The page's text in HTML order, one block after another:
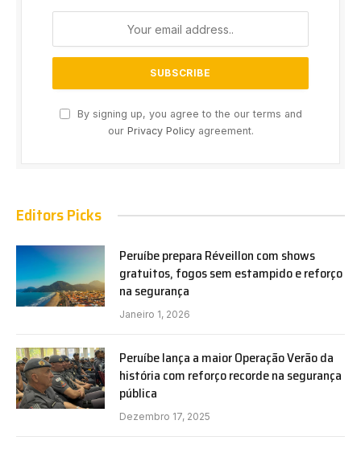
By signing up, you agree to the our terms and
our Privacy Policyagreement.
Editors Picks
Peruíbe prepara Réveillon com shows
gratuitos, fogos sem estampido e reforço
na segurança
Janeiro 1, 2026
Peruíbe lança a maior Operação Verão da
história com reforço recorde na segurança
pública
Dezembro 17, 2025